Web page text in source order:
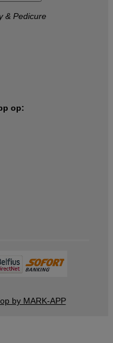
& Pedicure
op:
by MARK-APP